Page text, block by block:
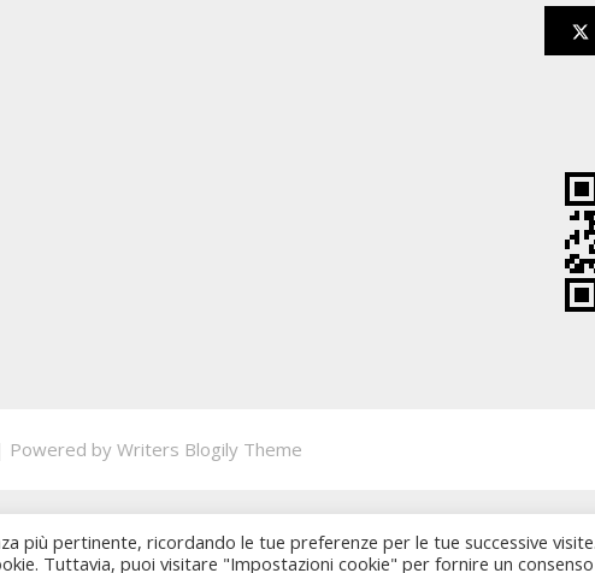
| Powered by Writers Blogily Theme
più pertinente, ricordando le tue preferenze per le tue successive visite.
Tuttavia, puoi visitare "Impostazioni cookie" per fornire un consenso